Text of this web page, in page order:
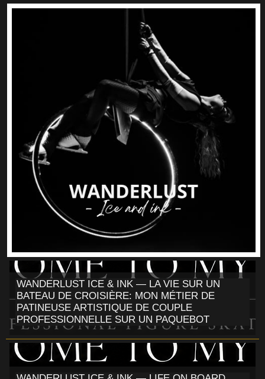
WANDERLUST ICE & INK — LA VIE SUR UN
BATEAU DE CROISIÈRE: MON MÉTIER DE
PATINEUSE ARTISTIQUE DE COUPLE
PROFESSIONNELLE SUR UN PAQUEBOT